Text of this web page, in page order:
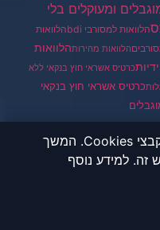
ומעוקלים בלי
הלוואות למסורבי bdi
הלוואות
הלוואות מהירותהלוואות
כרטיס אשראי חוץ בנקאי ללא
כרטיס אשראי חוץ בנקאי
לידיעתך, באתר זה נעשה שימוש בקבצי Cookies. המשך
זה. למידע נוסף